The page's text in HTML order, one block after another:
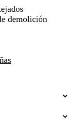
demolición